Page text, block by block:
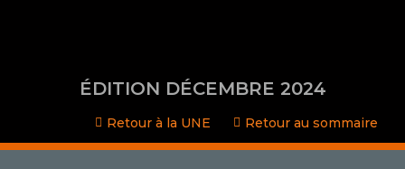
ÉDITION DÉCEMBRE 2024
Retour à la UNE Retour au sommaire